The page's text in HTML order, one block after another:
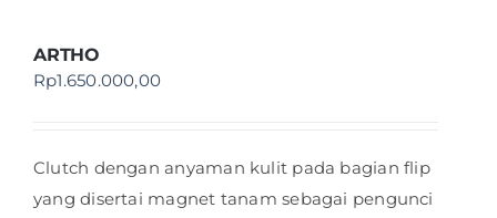
ARTHO
Rp1.650.000,00
Clutch dengan anyaman kulit pada bagian flip
yang disertai magnet tanam sebagai pengunci